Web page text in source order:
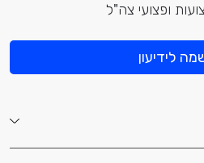
ופצועי צה"ל
לידיעון